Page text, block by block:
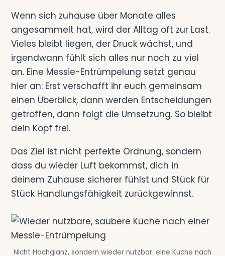
Wenn sich zuhause über Monate alles
angesammelt hat, wird der Alltag oft zur Last.
Vieles bleibt liegen, der Druck wächst, und
irgendwann fühlt sich alles nur noch zu viel
an. Eine Messie-Entrümpelung setzt genau
hier an: Erst verschafft ihr euch gemeinsam
einen Überblick, dann werden Entscheidungen
getroffen, dann folgt die Umsetzung. So bleibt
dein Kopf frei.
Das Ziel ist nicht perfekte Ordnung, sondern
dass du wieder Luft bekommst, dich in
deinem Zuhause sicherer fühlst und Stück für
Stück Handlungsfähigkeit zurückgewinnst.
Nicht Hochglanz, sondern wieder nutzbar: eine Küche nach